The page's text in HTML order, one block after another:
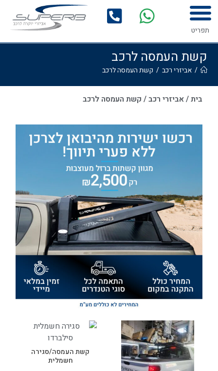
לתוכן
תפריט
קשת העמסה לרכב
/ אביזרי רכב / קשת העמסה לרכב
בית/אביזרי רכב/ קשת העמסה לרכב
קשת העמסה/סגירה
חשמלית